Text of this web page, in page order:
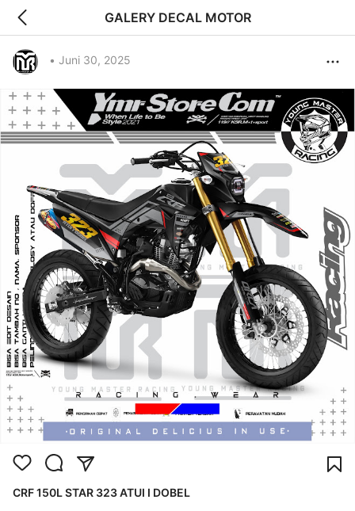
GALERY DECAL MOTOR
• Juni 30, 2025
CRF 150L STAR 323 ATUI I DOBEL